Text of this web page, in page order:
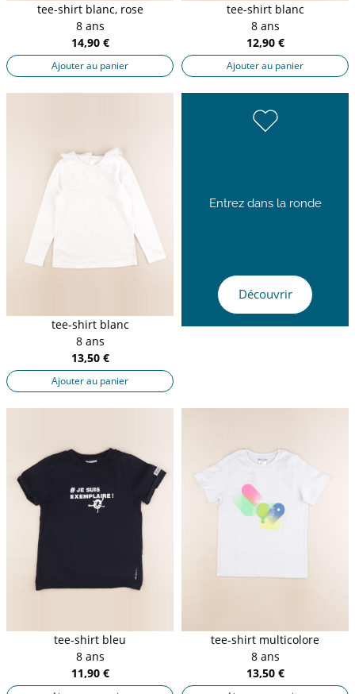
tee-shirt blanc, rose
8 ans
14,90 €
Ajouter au panier
tee-shirt blanc
8 ans
12,90 €
Ajouter au panier
tee-shirt blanc
8 ans
13,50 €
Ajouter au panier
tee-shirt bleu
8 ans
11,90 €
tee-shirt multicolore
8 ans
13,50 €
Entrez dans la ronde
Découvrir